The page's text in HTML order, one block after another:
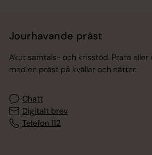
Jourhavande präst
Akut samtals- och krisstöd. Prata
med en präst på kvällar och nätter.
Chatt
Digitalt brev
Telefon 112